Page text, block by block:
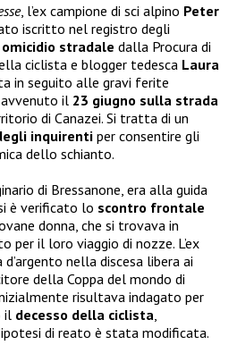
, l’ex campione di sci alpino Peter
iscritto nel registro degli
stradale dalla Procura di
ciclista e blogger tedesca Laura
in seguito alle gravi ferite
avvenuto il 23 giugno sulla strada
di Canazei. Si tratta di un
inquirenti per consentire gli
dello schianto.
di Bressanone, era alla guida
è verificato lo scontro frontale
donna, che si trovava in
per il loro viaggio di nozze. L’ex
nella discesa libera ai
della Coppa del mondo di
risultava indagato per
il decesso della ciclista
di reato è stata modificata.